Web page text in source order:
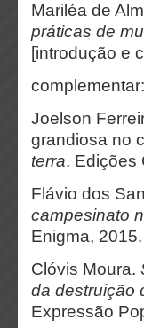
Mariléa de
práticas de
[introdução e
complementar:
Joelson
grandiosa no
terra. Edições
Flávio dos
campesinato
Enigma,
Clóvis Moura.
da destruição
Expressão